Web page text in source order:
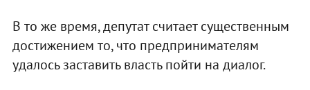
В то же время, депутат считает существенным
достижением то, что предпринимателям
удалось заставить власть пойти на диалог.